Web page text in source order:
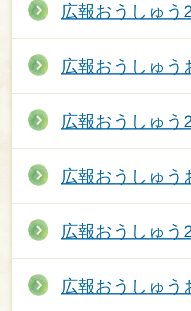
広報おうしゅう
広報おうしゅう
広報おうしゅう
広報おうしゅう
広報おうしゅう
広報おうしゅう